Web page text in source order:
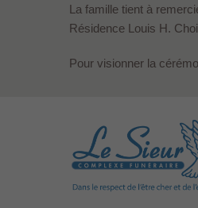
La famille tient à
Résidence Louis H.
Pour visionner la